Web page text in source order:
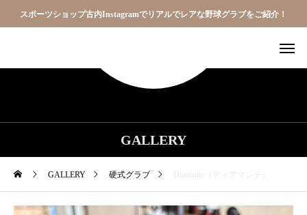
スポーツショップ古内Instagramでリアルでレアな野球グラブをご紹介！
GALLERY
GALLERY 硬式グラブ Diamante（ディアマンテ）